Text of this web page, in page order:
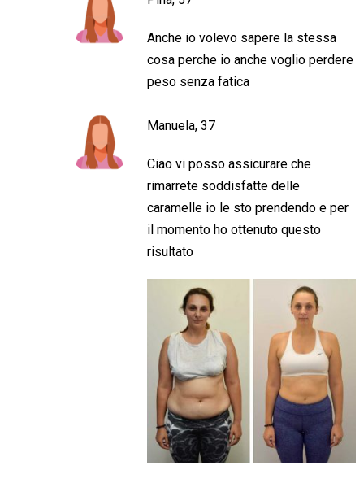
Anche io volevo sapere la stessa
cosa perche io anche voglio perdere
peso senza fatica
Manuela, 37
Ciao vi posso assicurare che
rimarrete soddisfatte delle
caramelle io le sto prendendo e per
il momento ho ottenuto questo
risultato